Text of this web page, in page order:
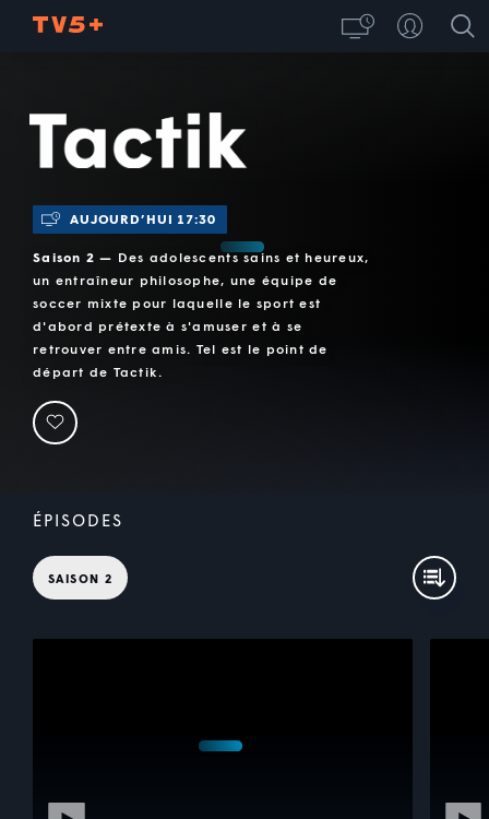
AUJOURD’HUI 17:30
Saison 2 — Des adolescents sains et heureux,
un entraîneur philosophe, une équipe de
soccer mixte pour laquelle le sport est
d'abord prétexte à s'amuser et à se
retrouver entre amis. Tel est le point de
départ de Tactik.
ÉPISODES
SAISON 2